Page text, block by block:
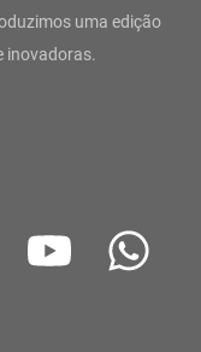
uma edição
inovadoras.
Y
W